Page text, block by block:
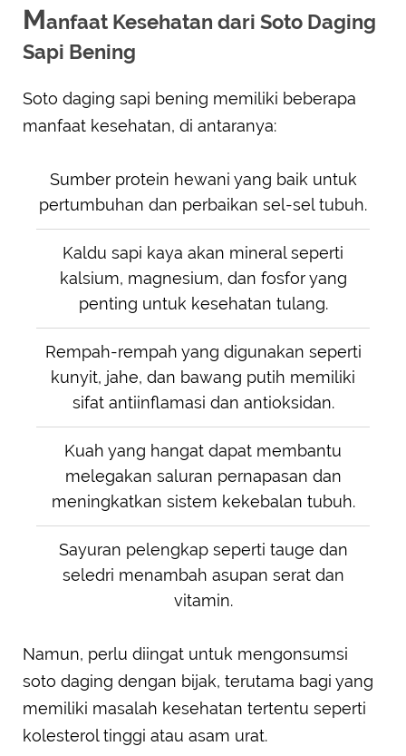
Manfaat Kesehatan dari Soto Daging
Sapi Bening
Soto daging sapi bening memiliki beberapa
manfaat kesehatan, di antaranya:
Sumber protein hewani yang baik untuk
pertumbuhan dan perbaikan sel-sel tubuh.
Kaldu sapi kaya akan mineral seperti
kalsium, magnesium, dan fosfor yang
penting untuk kesehatan tulang.
Rempah-rempah yang digunakan seperti
kunyit, jahe, dan bawang putih memiliki
sifat antiinflamasi dan antioksidan.
Kuah yang hangat dapat membantu
melegakan saluran pernapasan dan
meningkatkan sistem kekebalan tubuh.
Sayuran pelengkap seperti tauge dan
seledri menambah asupan serat dan
vitamin.
Namun, perlu diingat untuk mengonsumsi
soto daging dengan bijak, terutama bagi yang
memiliki masalah kesehatan tertentu seperti
kolesterol tinggi atau asam urat.